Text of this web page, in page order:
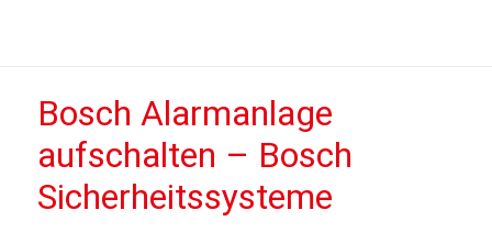
Bosch Alarmanlage
aufschalten – Bosch
Sicherheitssysteme